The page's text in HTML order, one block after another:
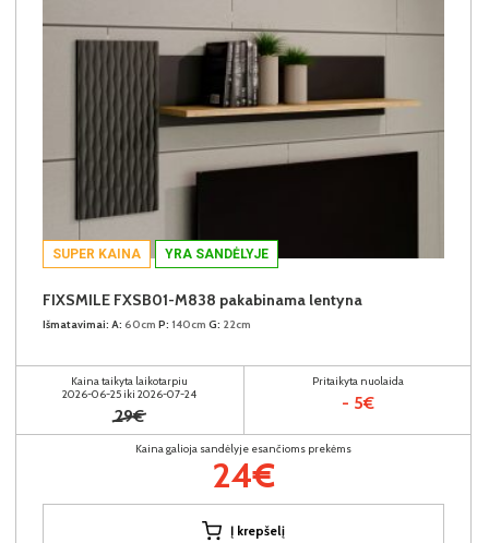
SUPER KAINA YRA SANDĖLYJE
FIXSMILE FXSB01-M838 pakabinama lentyna
Išmatavimai: A: 60cm P: 140cm G: 22cm
Kaina taikyta laikotarpiu
2026-06-25 iki 2026-07-24
29€
Pritaikyta nuolaida
- 5€
Kaina galioja sandėlyje esančioms prekėms
24€
Į krepšelį